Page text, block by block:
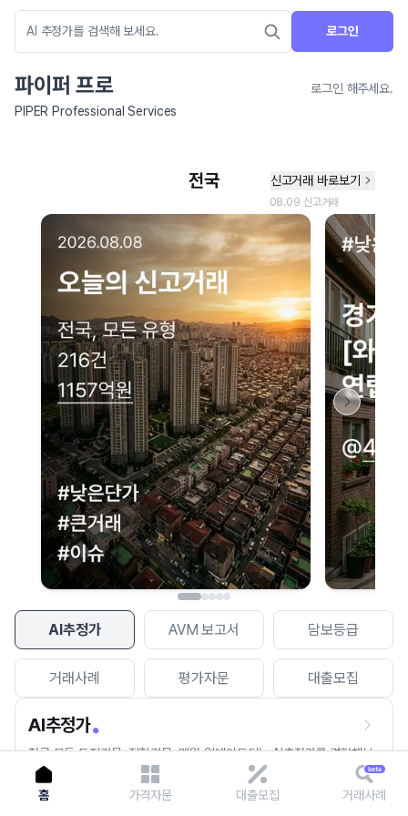
로그인
파이퍼 프로
로그인 해주세요.
PIPER Professional Services
AI추정가 AVM 보고서 담보등급
거래사례 평가자문 대출모집
AI추정가
전국 모든 토지건물, 집합건물, 매월 업데이트되는 AI추정가를 경험해보
세요.
네이버 지도 연결 안내
현재 네이버 지도 연결이 원활하지 않아 지도를 불러올 수 없습니다.
이용에 불편을 드려 죄송합니다.
다시 시도
홈 가격자문 대출모집 거래사례